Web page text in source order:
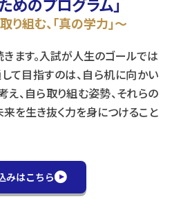
り組む、「真の学力」～
ます。入試が人生のゴールでは
て目指すのは、自ら机に向かい
え、自ら取り組む姿勢、それらの
来を生き抜く力を身につけること
みはこちら